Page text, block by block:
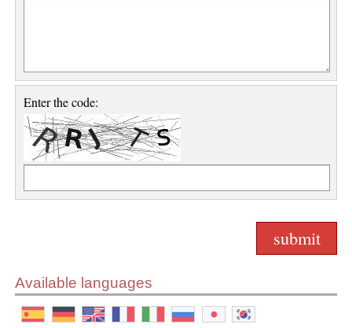
Enter the code:
Available languages